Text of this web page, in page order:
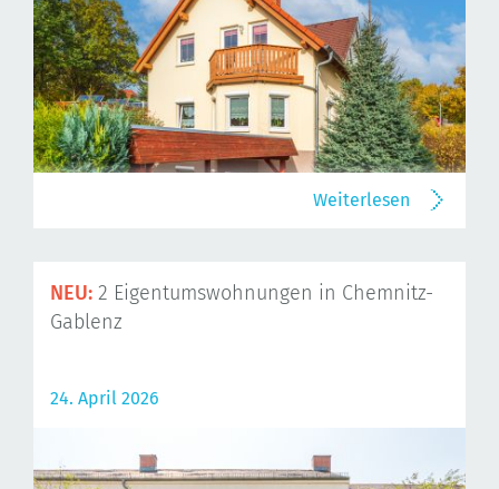
Weiterlesen
NEU: 2 Eigentumswohnungen in Chemnitz-
Gablenz
24. April 2026